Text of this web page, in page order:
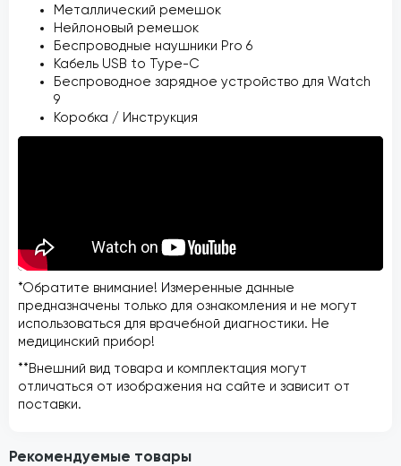
Металлический ремешок
Нейлоновый ремешок
Беспроводные наушники Pro 6
Кабель USB to Type-C
Беспроводное зарядное устройство для Watch
9
Коробка / Инструкция
*Обратите внимание! Измеренные данные
предназначены только для ознакомления и не могут
использоваться для врачебной диагностики. Не
медицинский прибор!
**Внешний вид товара и комплектация могут
отличаться от изображения на сайте и зависит от
поставки.
Рекомендуемые товары